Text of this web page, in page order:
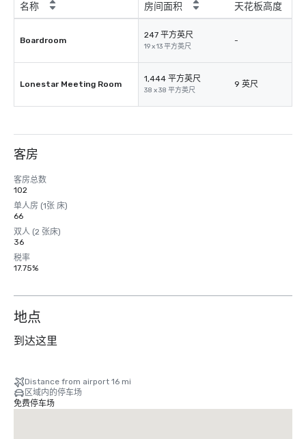
名称 房间面积 天花板高度
Boardroom
247 平方英尺
19 x 13 平方英尺
-
Lonestar Meeting Room
1,444 平方英尺
38 x 38 平方英尺
9 英尺
客房
客房总数
102
单人房 (1张 床)
66
双人 (2 张床)
36
税率
17.75%
地点
到达这里
Distance from airport 16 mi
区域内的停车场
免费停车场